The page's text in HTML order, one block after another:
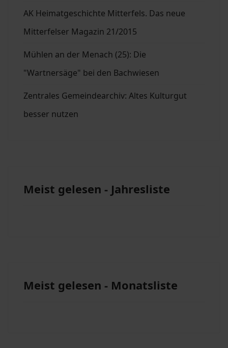
AK Heimatgeschichte Mitterfels. Das neue
Mitterfelser Magazin 21/2015
Mühlen an der Menach (25): Die
"Wartnersäge" bei den Bachwiesen
Zentrales Gemeindearchiv: Altes Kulturgut
besser nutzen
Meist gelesen - Jahresliste
Meist gelesen - Monatsliste